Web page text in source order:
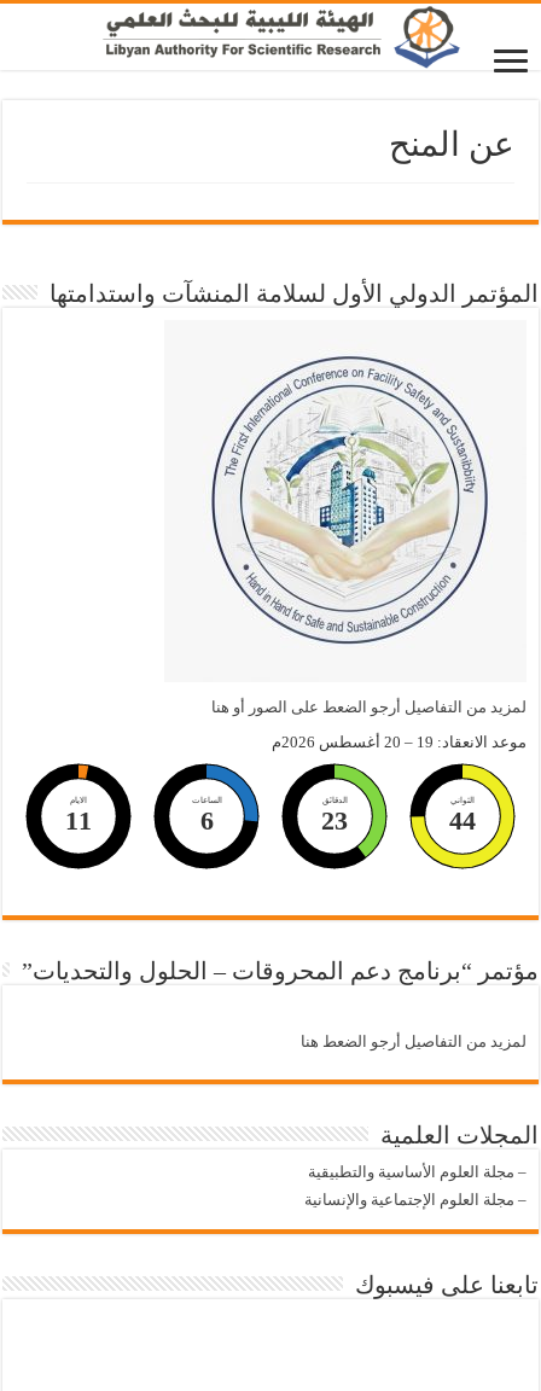
عن المنح
المؤتمر الدولي الأول لسلامة المنشآت واستدامتها
لمزيد من التفاصيل أرجو الضعط على الصور أو هنا
موعد الانعقاد: 19 – 20 أغسطس 2026م
الايام
11
الساعات
6
الدقائق
23
الثواني
44
مؤتمر “برنامج دعم المحروقات – الحلول والتحديات”
لمزيد من التفاصيل أرجو الضعط هنا
المجلات العلمية
– مجلة العلوم الأساسية والتطبيقية
– مجلة العلوم الإجتماعية والإنسانية
تابعنا على فيسبوك